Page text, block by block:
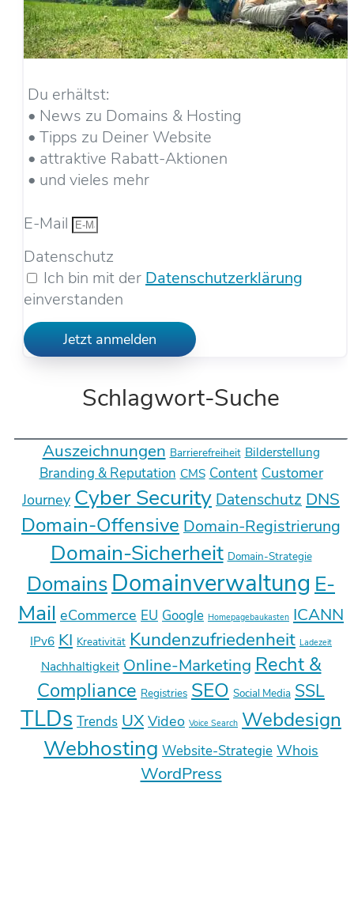
Du erhältst:
• News zu Domains & Hosting
• Tipps zu Deiner Website
• attraktive Rabatt-Aktionen
• und vieles mehr
E-Mail
Datenschutz
Ich bin mit der Datenschutzerklärung
einverstanden
Jetzt anmelden
Schlagwort-Suche
Auszeichnungen Barrierefreiheit Bilderstellung
Branding & Reputation CMS Content Customer
Journey Cyber SecurityDatenschutz DNS
Domain-Offensive Domain-Registrierung
Domain-Sicherheit Domain-Strategie
Domains Domainverwaltung E-
Mail eCommerce EU Google Homepagebaukasten ICANN
IPv6 KI Kreativität Kundenzufriedenheit Ladezeit
Nachhaltigkeit Online-Marketing Recht &
Compliance Registries SEO Social Media SSL
TLDs Trends UX Video Voice Search Webdesign
Webhosting Website-Strategie Whois
WordPress